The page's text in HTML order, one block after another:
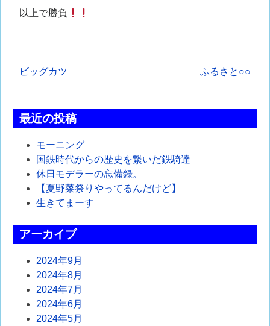
以上で勝負
投
ナ
ビ
ゲ
ー
シ
ョ
ン
ビッグカツ ふるさと○○
最近の投稿
モーニング
国鉄時代からの歴史を繋いだ鉄騎達
休日モデラーの忘備録。
【夏野菜祭りやってるんだけど】
生きてまーす
アーカイブ
2024年9月
2024年8月
2024年7月
2024年6月
2024年5月